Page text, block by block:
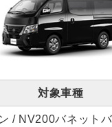
対象車種
/ NV200バネット